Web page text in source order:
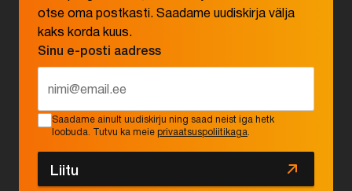
otse oma postkasti. Saadame uudiskirja välja
kaks korda kuus.
Sinu e-posti aadress
Saadame ainult uudiskirju ning saad neist iga hetk
loobuda. Tutvu ka meieprivaatsuspoliitikaga.
Liitu